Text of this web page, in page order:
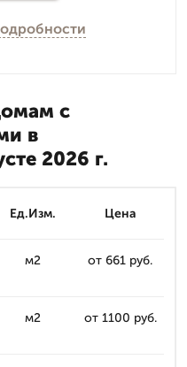
с
в
2026 г.
Ед.Изм. Цена
м2 от 661 руб.
м2 от 1100 руб.